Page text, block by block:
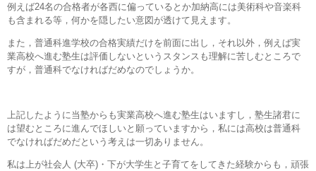
例えば24名の合格者が各西に偏っているとか加納高には美術科や音楽科
も含まれる等，何かを隠したい意図が透けて見えます。
また，普通科進学校の合格実績だけを前面に出し，それ以外，例えば実
業高校へ進む塾生は評価しないというスタンスも理解に苦しむところで
すが，普通科でなければだめなのでしょうか。
上記したように当塾からも実業高校へ進む塾生はいますし，塾生諸君に
は望むところに進んでほしいと願っていますから，私には高校は普通科
でなければだめだという考えは一切ありません。
私は上が社会人 (大卒)・下が大学生と子育てをしてきた経験からも，頑張